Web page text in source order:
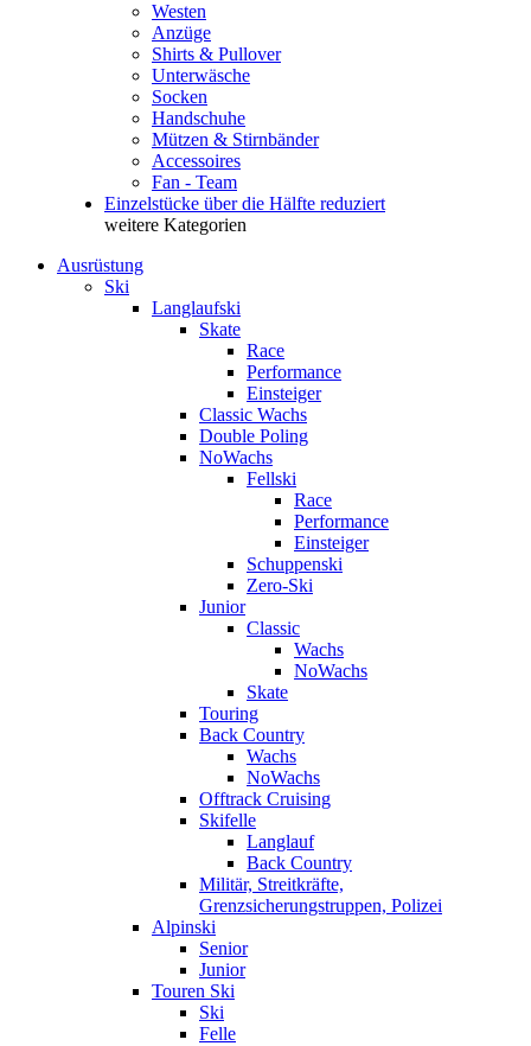
Westen
Anzüge
Shirts & Pullover
Unterwäsche
Socken
Handschuhe
Mützen & Stirnbänder
Accessoires
Fan - Team
Einzelstücke über die Hälfte reduziert
weitere Kategorien
Ausrüstung
Ski
Langlaufski
Skate
Race
Performance
Einsteiger
Classic Wachs
Double Poling
NoWachs
Fellski
Race
Performance
Einsteiger
Schuppenski
Zero-Ski
Junior
Classic
Wachs
NoWachs
Skate
Touring
Back Country
Wachs
NoWachs
Offtrack Cruising
Skifelle
Langlauf
Back Country
Militär, Streitkräfte,
Grenzsicherungstruppen, Polizei
Alpinski
Senior
Junior
Touren Ski
Ski
Felle